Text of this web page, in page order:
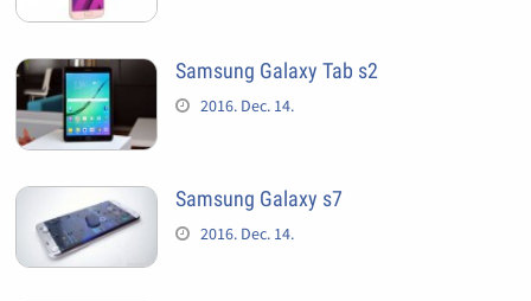
Samsung Galaxy Tab s2
2016. Dec. 14.
Samsung Galaxy s7
2016. Dec. 14.